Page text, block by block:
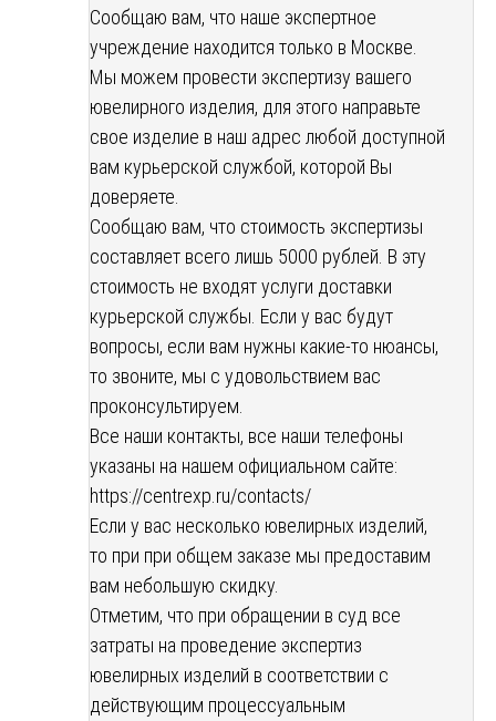
Сообщаю вам, что наше экспертное
учреждение находится только в Москве.
Мы можем провести экспертизу вашего
ювелирного изделия, для этого направьте
свое изделие в наш адрес любой доступной
вам курьерской службой, которой Вы
доверяете.
Сообщаю вам, что стоимость экспертизы
составляет всего лишь 5000 рублей. В эту
стоимость не входят услуги доставки
курьерской службы. Если у вас будут
вопросы, если вам нужны какие-то нюансы,
то звоните, мы с удовольствием вас
проконсультируем.
Все наши контакты, все наши телефоны
указаны на нашем официальном сайте:
https://centrexp.ru/contacts/
Если у вас несколько ювелирных изделий,
то при при общем заказе мы предоставим
вам небольшую скидку.
Отметим, что при обращении в суд все
затраты на проведение экспертиз
ювелирных изделий в соответствии с
действующим процессуальным